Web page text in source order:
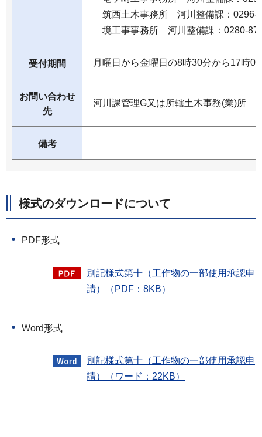
筑西土木事務所 河川整備課：0296-
境工事事務所 河川整備課：0280-
受付期間 月曜日から金曜日の8時30分から17時
お問い合わせ
先
河川課管理G又は所轄土木事務(業)所
備考
様式のダウンロードについて
PDF形式
別記様式第十（工作物の一部使用承認申
請）（PDF：8KB）
Word形式
別記様式第十（工作物の一部使用承認申
請）（ワード：22KB）